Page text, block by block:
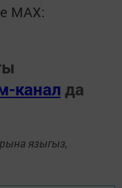
MАХ:
канал да
языгыз,